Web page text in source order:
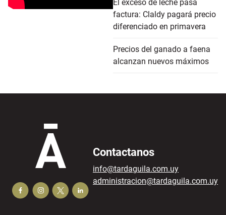
El exceso de leche pasa
factura: Claldy pagará precio
diferenciado en primavera
Precios del ganado a faena
alcanzan nuevos máximos
Contactanos
info@tardaguila.com.uy
administracion@tardaguila.com.uy